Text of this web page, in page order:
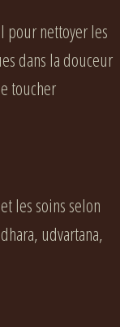
pour nettoyer les
dans la douceur
toucher
les soins selon
udvartana,